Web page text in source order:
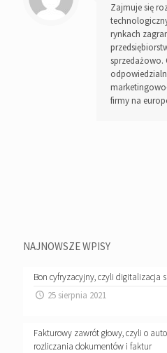
Zajmuje się
rynkach
sprzedażowo.
firmy na
NAJNOWSZE WPISY
Bon cyfryzacyjny, czyli digitalizacja
25 sierpnia 2021
Fakturowy zawrót głowy, czyli o
rozliczania dokumentów i faktur